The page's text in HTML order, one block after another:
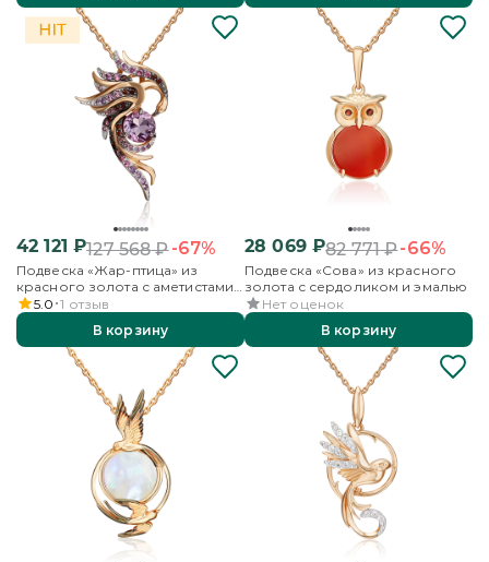
42 121 ₽127 568₽-67%
Подвеска «Жар-птица» из
красного золота с аметистами
и гранатами
5.0 1 отзыв
В корзину
28 069₽82 771₽-66%
Подвеска «Сова» из красного
золота с сердоликом и эмалью
Нет оценок
В корзину